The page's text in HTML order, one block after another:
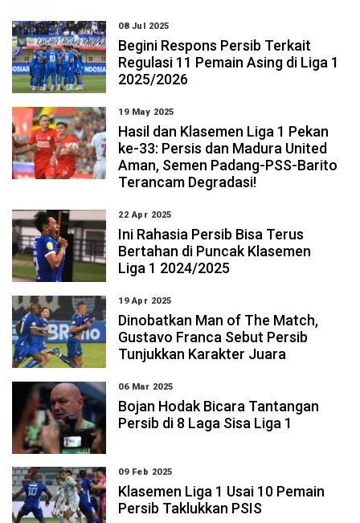
08 Jul 2025
Begini Respons Persib Terkait
Regulasi 11 Pemain Asing di Liga 1
2025/2026
19 May 2025
Hasil dan Klasemen Liga 1 Pekan
ke-33: Persis dan Madura United
Aman, Semen Padang-PSS-Barito
Terancam Degradasi!
22 Apr 2025
Ini Rahasia Persib Bisa Terus
Bertahan di Puncak Klasemen
Liga 1 2024/2025
19 Apr 2025
Dinobatkan Man of The Match,
Gustavo Franca Sebut Persib
Tunjukkan Karakter Juara
06 Mar 2025
Bojan Hodak Bicara Tantangan
Persib di 8 Laga Sisa Liga 1
09 Feb 2025
Klasemen Liga 1 Usai 10 Pemain
Persib Taklukkan PSIS